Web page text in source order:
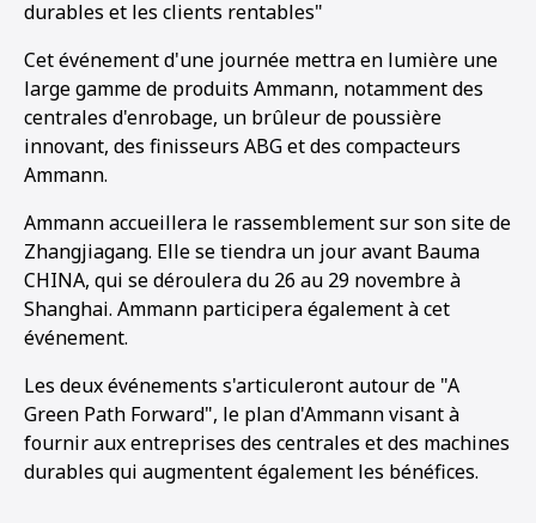
durables et les clients rentables"
Cet événement d'une journée mettra en lumière une
large gamme de produits Ammann, notamment des
centrales d'enrobage, un brûleur de poussière
innovant, des finisseurs ABG et des compacteurs
Ammann.
Ammann accueillera le rassemblement sur son site de
Zhangjiagang. Elle se tiendra un jour avant Bauma
CHINA, qui se déroulera du 26 au 29 novembre à
Shanghai. Ammann participera également à cet
événement.
Les deux événements s'articuleront autour de "A
Green Path Forward", le plan d'Ammann visant à
fournir aux entreprises des centrales et des machines
durables qui augmentent également les bénéfices.